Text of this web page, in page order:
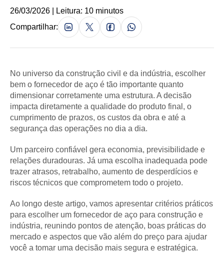
26/03/2026 | Leitura: 10 minutos
Compartilhar:
No universo da construção civil e da indústria, escolher
bem o fornecedor de aço é tão importante quanto
dimensionar corretamente uma estrutura. A decisão
impacta diretamente a qualidade do produto final, o
cumprimento de prazos, os custos da obra e até a
segurança das operações no dia a dia.
Um parceiro confiável gera economia, previsibilidade e
relações duradouras. Já uma escolha inadequada pode
trazer atrasos, retrabalho, aumento de desperdícios e
riscos técnicos que comprometem todo o projeto.
Ao longo deste artigo, vamos apresentar critérios práticos
para escolher um fornecedor de aço para construção e
indústria, reunindo pontos de atenção, boas práticas do
mercado e aspectos que vão além do preço para ajudar
você a tomar uma decisão mais segura e estratégica.